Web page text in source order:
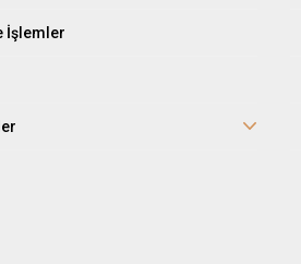
İşlemler